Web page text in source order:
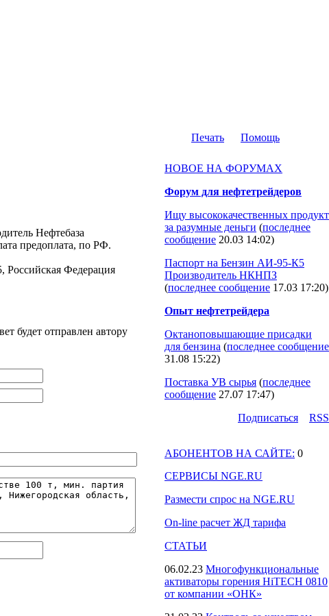
Печать Помощь
Нефтебаза
предоплата, по РФ.
Российская Федерация
будет отправлен автору
НОВОЕ НА ФОРУМАХ
Форум для нефтетрейдеров
Ищу высококачественных продукт
за разумные деньги (последнее
сообщение 20.03 14:02)
Паспорт на Бензин АИ-95-К5
Производитель НКНПЗ
(последнее сообщение 17.03 17:20)
Опыт нефтетрейдера
Октаноповышающие присадки
для бензина (последнее сообщение
31.08 15:22)
Поставка УВ сырья (последнее
сообщение 27.07 17:47)
Подпиcаться
RSS
АБОНЕНТОВ НА САЙТЕ: 0
СЕРВИСЫ NGE.RU
Размести спрос на NGE.RU
On-line расчет ЖД тарифа
СТАТЬИ
06.02.23 Многофункциональные
активаторы горения HiTECH 0810
от компании «ОНК»